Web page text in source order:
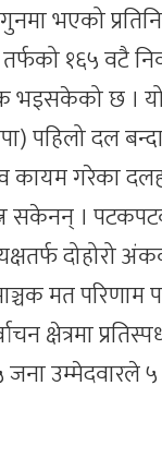
भएको
तर्फको १६५ वटै
छ । यो
पहिलो दल
कायम गरेका
सकेनन् ।
दोहोरो
मत परिणाम
क्षेत्रमा
जना उम्मेदवारले